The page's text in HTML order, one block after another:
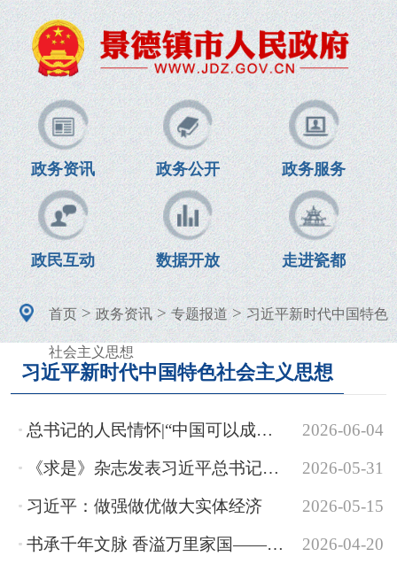
政务资讯 政务公开 政务服务
政民互动 数据开放 走进瓷都
首页>政务资讯>专题报道>习近平新时代中国特色
社会主义思想
习近平新时代中国特色社会主义思想
2026-06-04
总书记的人民情怀|“中国可以成功，其他发展中国家同样可以成功”
2026-05-31
《求是》杂志发表习近平总书记重要文章《前瞻布局和发展未来产业》
2026-05-15
习近平：做强做优做大实体经济
2026-04-20
书承千年文脉 香溢万里家国——习近平文化思想引领书香社会建设